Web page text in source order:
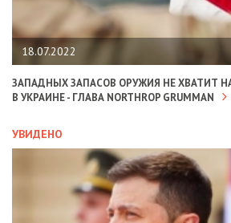
18.07.2022
ЗАПАДНЫХ ЗАПАСОВ ОРУЖИЯ НЕ ХВАТИТ
В УКРАИНЕ - ГЛАВА NORTHROP GRUMMAN
УВИДЕНО